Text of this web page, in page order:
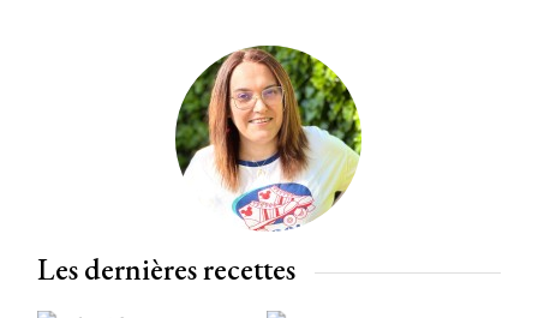
Les dernières recettes